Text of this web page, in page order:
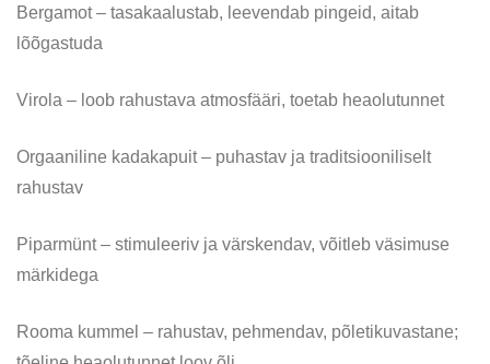
Bergamot – tasakaalustab, leevendab pingeid, aitab
lõõgastuda
Virola – loob rahustava atmosfääri, toetab heaolutunnet
Orgaaniline kadakapuit – puhastav ja traditsiooniliselt
rahustav
Piparmünt – stimuleeriv ja värskendav, võitleb väsimuse
märkidega
Rooma kummel – rahustav, pehmendav, põletikuvastane;